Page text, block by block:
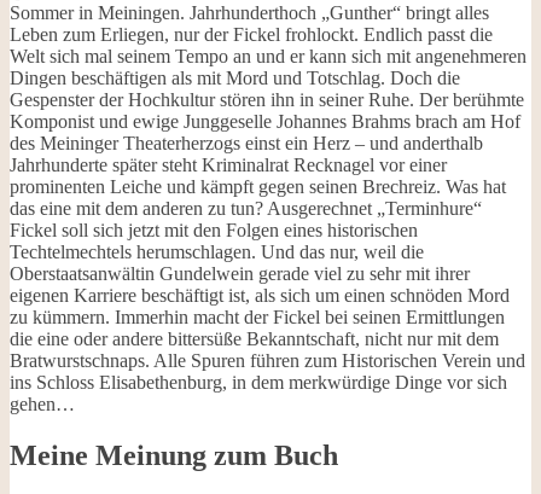
Sommer in Meiningen. Jahrhunderthoch „Gunther“ bringt alles
Leben zum Erliegen, nur der Fickel frohlockt. Endlich passt die
Welt sich mal seinem Tempo an und er kann sich mit angenehmeren
Dingen beschäftigen als mit Mord und Totschlag. Doch die
Gespenster der Hochkultur stören ihn in seiner Ruhe. Der berühmte
Komponist und ewige Junggeselle Johannes Brahms brach am Hof
des Meininger Theaterherzogs einst ein Herz – und anderthalb
Jahrhunderte später steht Kriminalrat Recknagel vor einer
prominenten Leiche und kämpft gegen seinen Brechreiz. Was hat
das eine mit dem anderen zu tun? Ausgerechnet „Terminhure“
Fickel soll sich jetzt mit den Folgen eines historischen
Techtelmechtels herumschlagen. Und das nur, weil die
Oberstaatsanwältin Gundelwein gerade viel zu sehr mit ihrer
eigenen Karriere beschäftigt ist, als sich um einen schnöden Mord
zu kümmern. Immerhin macht der Fickel bei seinen Ermittlungen
die eine oder andere bittersüße Bekanntschaft, nicht nur mit dem
Bratwurstschnaps. Alle Spuren führen zum Historischen Verein und
ins Schloss Elisabethenburg, in dem merkwürdige Dinge vor sich
gehen…
Meine Meinung zum Buch